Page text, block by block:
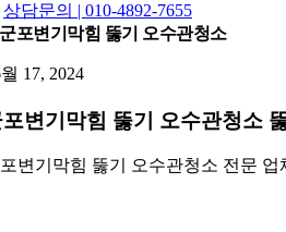
상담문의 | 010-4892-7655
군포변기막힘 뚫기 오수관청소
17, 2024
변기막힘 뚫기 오수관청소
변기막힘 뚫기 오수관청소 전문 업